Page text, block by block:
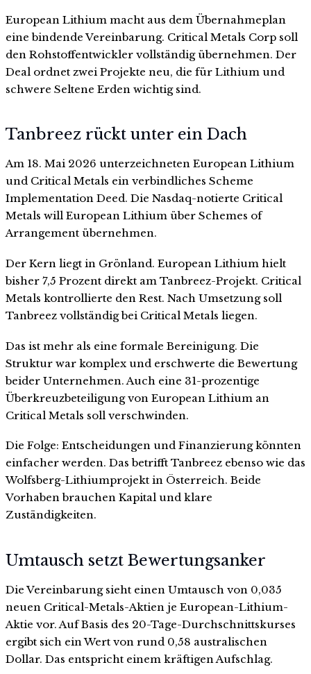
European Lithium macht aus dem Übernahmeplan
eine bindende Vereinbarung. Critical Metals Corp soll
den Rohstoffentwickler vollständig übernehmen. Der
Deal ordnet zwei Projekte neu, die für Lithium und
schwere Seltene Erden wichtig sind.
Tanbreez rückt unter ein Dach
Am 18. Mai 2026 unterzeichneten European Lithium
und Critical Metals ein verbindliches Scheme
Implementation Deed. Die Nasdaq-notierte Critical
Metals will European Lithium über Schemes of
Arrangement übernehmen.
Der Kern liegt in Grönland. European Lithium hielt
bisher 7,5 Prozent direkt am Tanbreez-Projekt. Critical
Metals kontrollierte den Rest. Nach Umsetzung soll
Tanbreez vollständig bei Critical Metals liegen.
Das ist mehr als eine formale Bereinigung. Die
Struktur war komplex und erschwerte die Bewertung
beider Unternehmen. Auch eine 31-prozentige
Überkreuzbeteiligung von European Lithium an
Critical Metals soll verschwinden.
Die Folge: Entscheidungen und Finanzierung könnten
einfacher werden. Das betrifft Tanbreez ebenso wie das
Wolfsberg-Lithiumprojekt in Österreich. Beide
Vorhaben brauchen Kapital und klare
Zuständigkeiten.
Umtausch setzt Bewertungsanker
Die Vereinbarung sieht einen Umtausch von 0,035
neuen Critical-Metals-Aktien je European-Lithium-
Aktie vor. Auf Basis des 20-Tage-Durchschnittskurses
ergibt sich ein Wert von rund 0,58 australischen
Dollar. Das entspricht einem kräftigen Aufschlag.